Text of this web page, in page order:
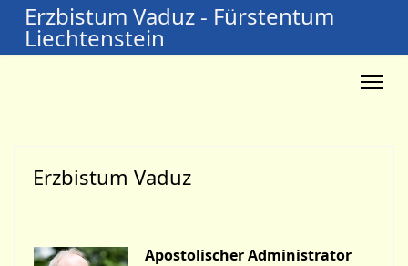
Erzbistum Vaduz - Fürstentum
Liechtenstein
Erzbistum Vaduz
Apostolischer Administrator